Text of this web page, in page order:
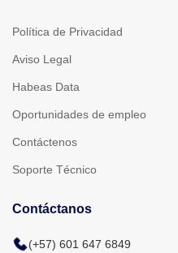
Política de Privacidad
Aviso Legal
Habeas Data
Oportunidades de empleo
Contáctenos
Soporte Técnico
Contáctanos
(+57) 601 647 6849